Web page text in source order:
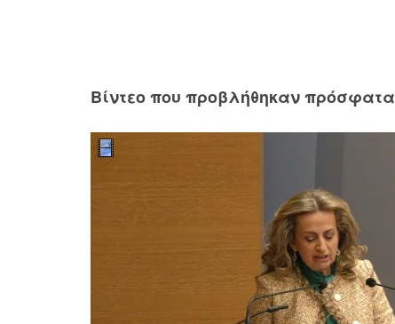
Βίντεο που προβλήθηκαν πρόσφατα